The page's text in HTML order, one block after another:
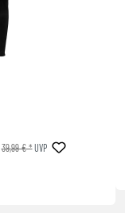
39,99 € *UVP